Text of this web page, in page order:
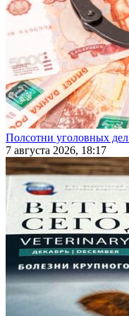
Полсотни уголовных дел
7 августа 2026, 18:17